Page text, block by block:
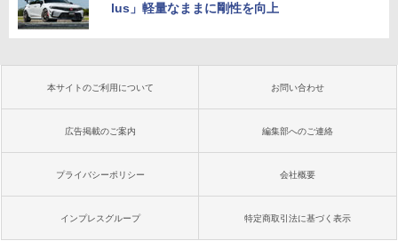
lus」軽量なままに剛性を向上
本サイトのご利用について お問い合わせ
広告掲載のご案内 編集部へのご連絡
プライバシーポリシー 会社概要
インプレスグループ 特定商取引法に基づく表示